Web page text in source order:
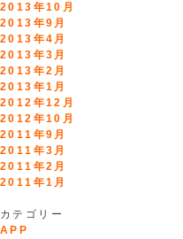
2013年10月
2013年9月
2013年4月
2013年3月
2013年2月
2013年1月
2012年12月
2012年10月
2011年9月
2011年3月
2011年2月
2011年1月
カテゴリー
APP